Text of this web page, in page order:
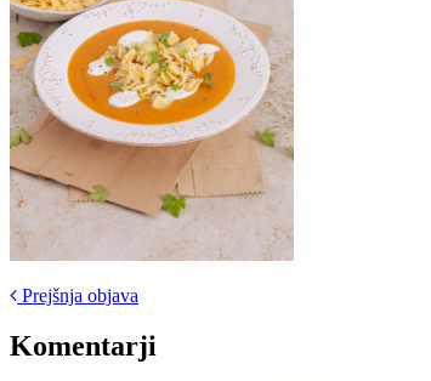
Post
navigation
Prejšnja objava
Komentarji